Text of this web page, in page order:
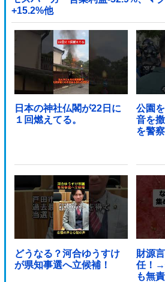
+15.2%他
日本の神社仏閣が22日に
１回燃えてる。
公園
音を
を警
どうなる？河合ゆうすけ
が県知事選へ立候補！
財源
任！→
も無